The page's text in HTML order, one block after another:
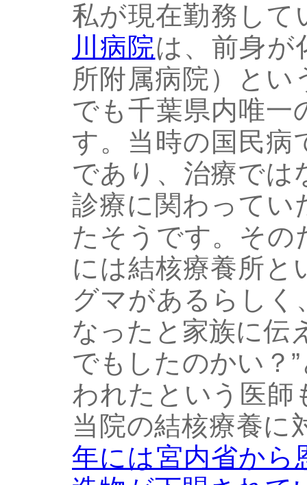
私が現在勤務して
川病院は、前身が
所附属病院）とい
でも千葉県内唯一
す。当時の国民病
であり、治療では
診療に関わってい
たそうです。その
には結核療養所と
グマがあるらしく
なったと家族に伝
でもしたのかい？
われたという医師
当院の結核療養に
年には宮内省から